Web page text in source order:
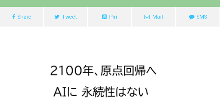
Share Tweet Pin Mail SMS